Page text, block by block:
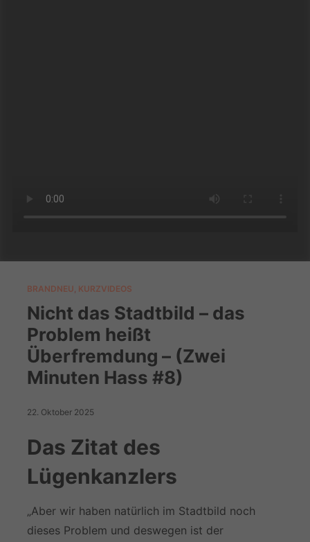
BRANDNEU, KURZVIDEOS
Nicht das Stadtbild – das
Problem heißt
Überfremdung – (Zwei
Minuten Hass #8)
22. Oktober 2025
Das Zitat des
Lügenkanzlers
„Aber wir haben natürlich im Stadtbild noch
dieses Problem und deswegen ist der